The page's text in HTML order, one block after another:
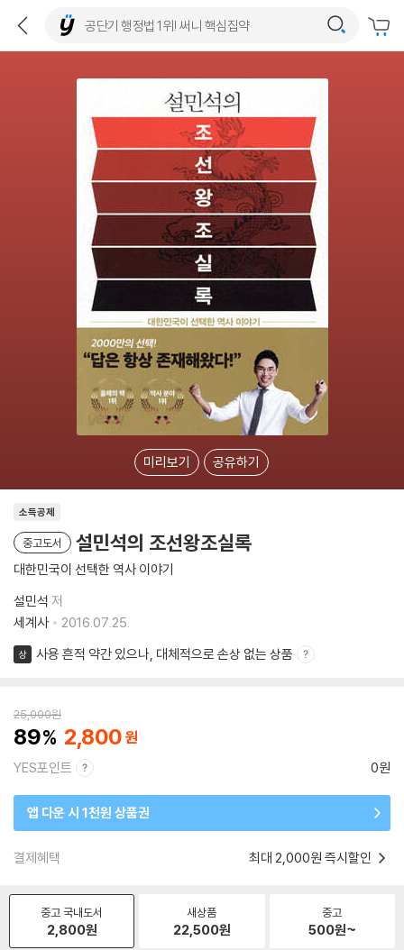
미리보기 공유하기
소득공제
중고도서 설민석의 조선왕조실록
대한민국이 선택한 역사 이야기
설민석 저
세계사
2016.07.25.
상 사용 흔적 약간 있으나, 대체적으로 손상 없는 상품
25,000원
89 2,800
YES포인트 0원
앱 다운 시 1천원 상품권
결제혜택 최대 2,000원 즉시할인
중고 국내도서
2,800원
새상품
22,500원
중고
500원~